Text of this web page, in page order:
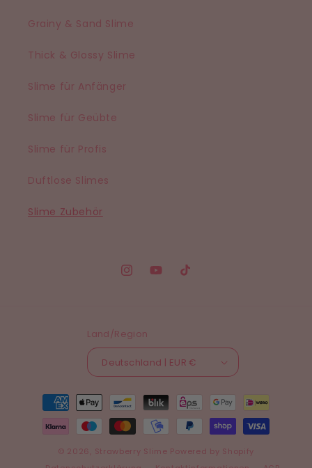
Grainy & Sand Slime
Thick & Glossy Slime
Slime für Anfänger
Slime für Geübte
Slime für Profis
Duftlose Slimes
Slime Zubehör
InstagramYouTubeTikTok
Land/Region
Deutschland | EUR €
Zahlungsmethoden
© 2026, Strawberry Slime Powered by Shopify